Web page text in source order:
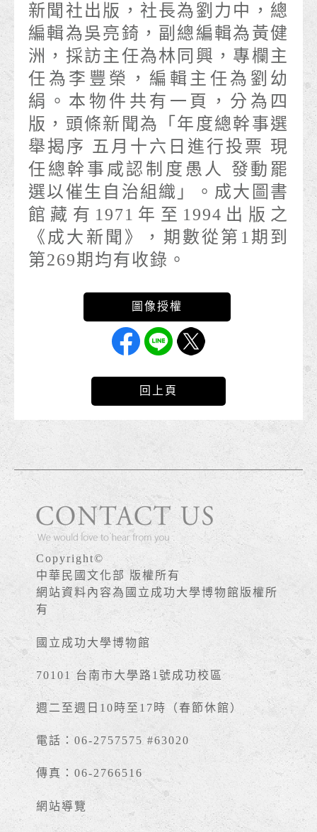
新聞社出版，社長為劉力中，總
編輯為吳亮錡，副總編輯為黃健
洲，採訪主任為林同興，專欄主
任為李豐榮，編輯主任為劉幼
絹。本物件共有一頁，分為四
版，頭條新聞為「年度總幹事選
舉揭序 五月十六日進行投票 現
任總幹事咸認制度愚人 發動罷
選以催生自治組織」。成大圖書
館藏有1971年至1994出版之
《成大新聞》，期數從第1期到
第269期均有收錄。
回上頁
Copyright©
中華民國文化部 版權所有
網站資料內容為國立成功大學博物館版權所
有
國立成功大學博物館
70101 台南市大學路1號成功校區
週二至週日10時至17時（春節休館）
電話：06-2757575 #63020
傳真：06-2766516
網站導覽